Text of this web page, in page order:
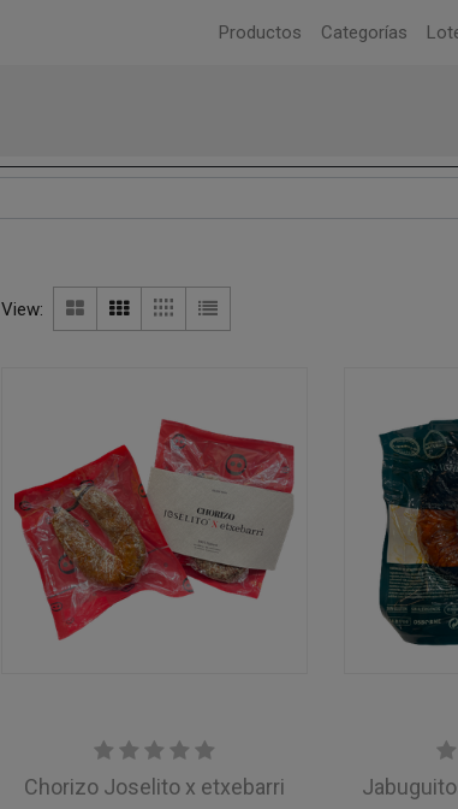
Productos Categorías
View:
Chorizo Joselito x etxebarri